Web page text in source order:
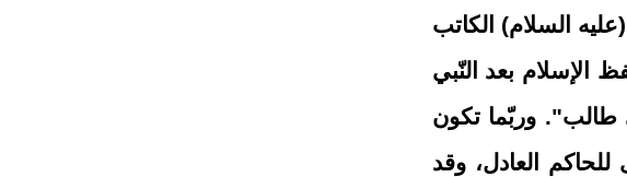
السلام) الكاتب
الإسلام بعد النّبي
وربّما تكون
العام 2002 وأنّه مثال يحتذى للحاكم العادل، وقد